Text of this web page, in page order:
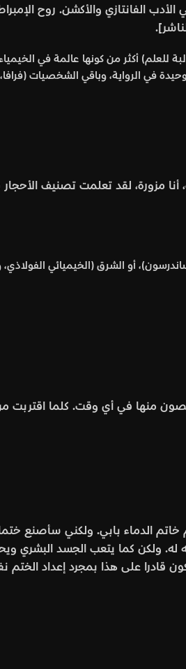
الفانتازي والأكشن. روح
للعلم) أكثر من كونها عالمة في
في الرواية، وباقي الشخصيات
مزورة، لقد تعلمت تصنيف الأحجار
أو الشرق (الخيميائي
منها في أي وقت. كلما اقتربت من
الدماء بابي. ولكني سأصنع ختما
ولكن كما يتعب الجسد البشري
على هذا بمجرد إعداد